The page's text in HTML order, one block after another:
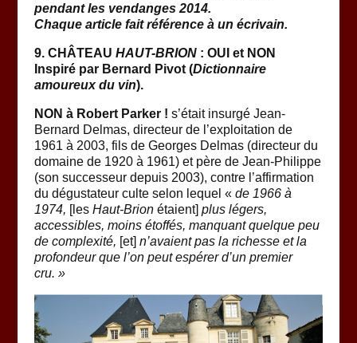
pendant les vendanges 2014.
Chaque article fait référence à un écrivain.
9. CHÂTEAU HAUT-BRION: OUI et NON
Inspiré par Bernard Pivot (Dictionnaire
amoureux du vin).
NON à Robert Parker ! s’était insurgé Jean-
Bernard Delmas, directeur de l’exploitation de
1961 à 2003, fils de Georges Delmas (directeur du
domaine de 1920 à 1961) et père de Jean-Philippe
(son successeur depuis 2003), contre l’affirmation
du dégustateur culte selon lequel « de 1966 à
1974, [les Haut-Brionétaient] plus légers,
accessibles, moins étoffés, manquant quelque peu
de complexité, [et] n’avaient pas la richesse et la
profondeur que l’on peut espérer d’un premier
cru. »